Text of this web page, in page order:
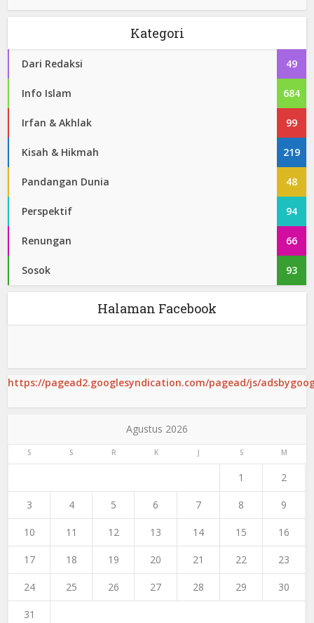
Kategori
Dari Redaksi 49
Info Islam 684
Irfan & Akhlak 99
Kisah & Hikmah 219
Pandangan Dunia 48
Perspektif 94
Renungan 66
Sosok 93
Halaman Facebook
https://pagead2.googlesyndication.com/pagead/js/
Agustus 2026
S S R K J S M
1 2
3 4 5 6 7 8 9
10 11 12 13 14 15 16
17 18 19 20 21 22 23
24 25 26 27 28 29 30
31